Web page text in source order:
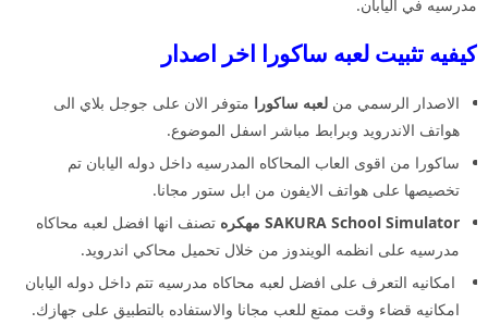
مدرسيه في اليابان.
كيفيه تثبيت لعبه ساكورا اخر اصدار
الاصدار الرسمي من لعبه ساكورا متوفر الان على جوجل بلاي الى
هواتف الاندرويد وبرابط مباشر اسفل الموضوع.
ساكورا من اقوى العاب المحاكاه المدرسيه داخل دوله اليابان تم
تخصيصها على هواتف الايفون من ابل ستور مجانا.
SAKURA School Simulator مهكره
تصنف انها افضل لعبه محاكاه
مدرسيه على انظمه الويندوز من خلال تحميل محاكي اندرويد.
امكانيه التعرف على افضل لعبه محاكاه مدرسيه تتم داخل دوله اليابان
امكانيه قضاء وقت ممتع للعب مجانا والاستفاده بالتطبيق على جهازك.